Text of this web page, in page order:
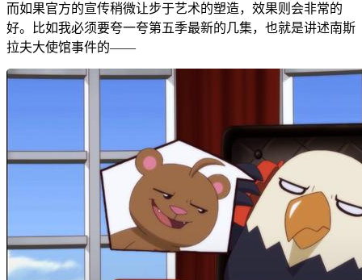
而如果官方的宣传稍微让步于艺术的塑造，效果则会非常的
好。比如我必须要夸一夸第五季最新的几集，也就是讲述南斯
拉夫大使馆事件的——